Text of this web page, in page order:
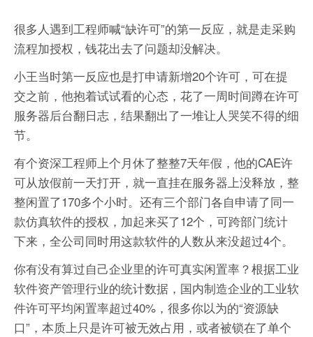
很多人遇到工程师喊“缺许可”的第一反应，就是走采购
流程加授权，钱花出去了问题却没解决。
小王当时第一反应也是打申请新增20个许可，可在提
交之前，他抱着试试看的心态，花了一周时间蹲在许可
服务器后台翻日志，结果翻出了一堆让人哭笑不得的细
节。
有个资深工程师上个月休了整整7天年假，他的CAE许
可从放假前一天打开，就一直挂在服务器上没释放，整
整闲置了170多个小时。还有三个部门各自申请了同一
款仿真软件的授权，加起来买了12个，可跨部门统计
下来，全公司同时用这款软件的人数从来没超过4个。
你有没有算过自己企业里的许可真实闲置率？根据工业
软件资产管理行业的统计数据，‌国内制造企业的工业软
件许可平均闲置率超过40%‌，很多你以为的“资源缺
口”，本质上只是许可被无效占用，或者被锁在了单个